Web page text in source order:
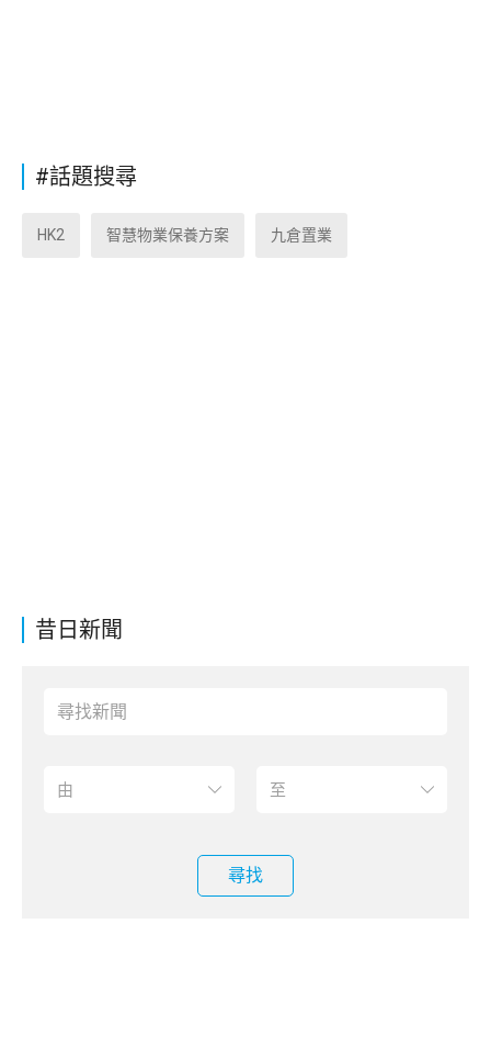
昔日新聞
尋找
#話題搜尋
HK2 智慧物業保養方案 九倉置業